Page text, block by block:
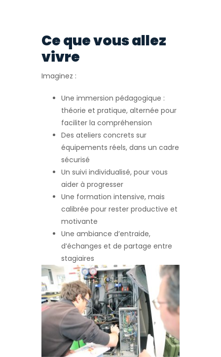
Ce que vous allez
vivre
Imaginez :
Une immersion pédagogique :
théorie et pratique, alternée pour
faciliter la compréhension
Des ateliers concrets sur
équipements réels, dans un cadre
sécurisé
Un suivi individualisé, pour vous
aider à progresser
Une formation intensive, mais
calibrée pour rester productive et
motivante
Une ambiance d’entraide,
d’échanges et de partage entre
stagiaires